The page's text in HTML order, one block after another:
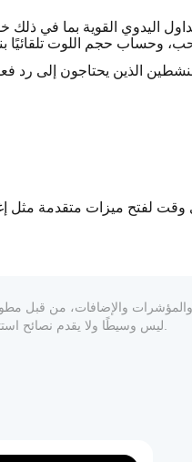
الذين يحتاجون إلى رد
لفتح ميزات متقدمة مثل